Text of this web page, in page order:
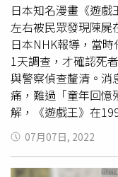
日本知名漫畫《遊戲
左右被民眾發現陳屍
日本NHK報導，當
1天調查，才確認死
與警察偵查釐清。消
痛，難過「童年回憶
解，《遊戲王》在
互相決鬥，也推出
戲」廣受全球歡迎
多參加人數的交換卡
07月07日, 2022